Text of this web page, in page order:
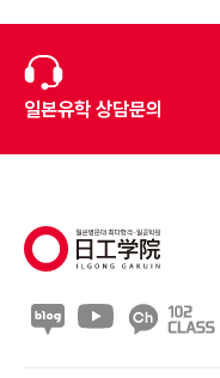
일본유학 상담문의